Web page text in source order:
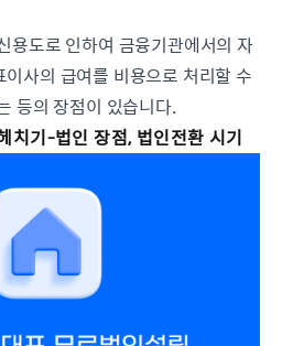
용도로 인하여 금융기관에서의 자
사의 급여를 비용으로 처리할 수
등의 장점이 있습니다.
치기-법인 장점, 법인전환 시기